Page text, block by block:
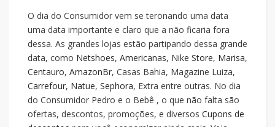
O dia do Consumidor vem se teronando uma data
uma data importante e claro que a não ficaria fora
dessa. As grandes lojas estão partipando dessa grande
data, como Netshoes, Americanas, Nike Store, Marisa,
Centauro, AmazonBr, Casas Bahia, Magazine Luiza,
Carrefour, Natue, Sephora, Extra entre outras. No dia
do Consumidor Pedro e o Bebê , o que não falta são
ofertas, descontos, promoções, e diversos Cupons de